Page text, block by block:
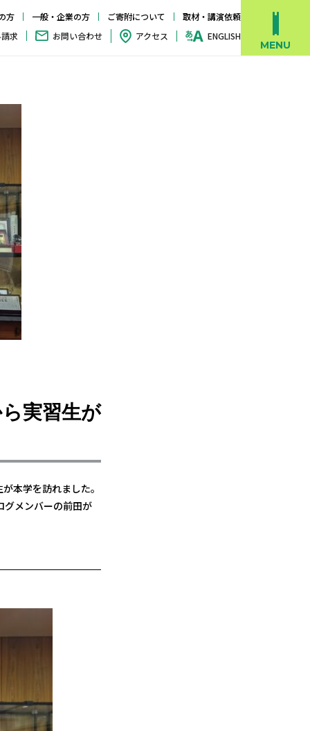
方 一般・企業の方 ご寄附について
取材・講演依頼
求
お問い合わせ アクセス ENGLISH
実習生が
本学を訪れました。
グメンバーの前田が